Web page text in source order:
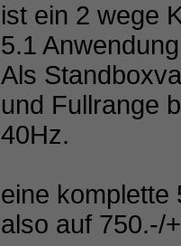
ist ein 2 wege
5.1
Als
und Fullrange
40Hz.
eine komplette
also auf 750.-/